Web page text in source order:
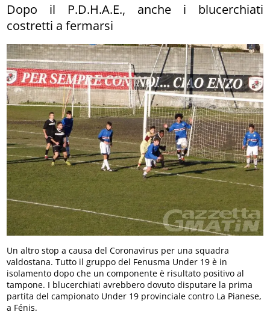
Dopo il P.D.H.A.E., anche i blucerchiati
costretti a fermarsi
Un altro stop a causa del Coronavirus per una squadra
valdostana. Tutto il gruppo del Fenusma Under 19 è in
isolamento dopo che un componente è risultato positivo al
tampone. I blucerchiati avrebbero dovuto disputare la prima
partita del campionato Under 19 provinciale contro La Pianese,
a Fénis.